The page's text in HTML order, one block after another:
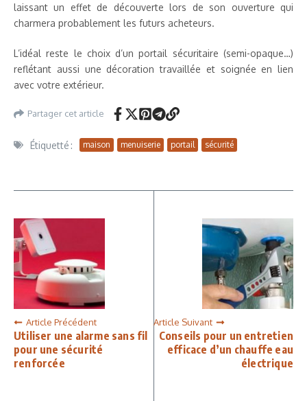
laissant un effet de découverte lors de son ouverture qui
charmera probablement les futurs acheteurs.
L’idéal reste le choix d’un portail sécuritaire (semi-opaque…)
reflétant aussi une décoration travaillée et soignée en lien
avec votre extérieur.
Partager cet article
Étiquetté : maison menuiserie portail sécurité
Article Précédent
Utiliser une alarme sans fil
pour une sécurité
renforcée
Article Suivant
Conseils pour un entretien
efficace d’un chauffe eau
électrique